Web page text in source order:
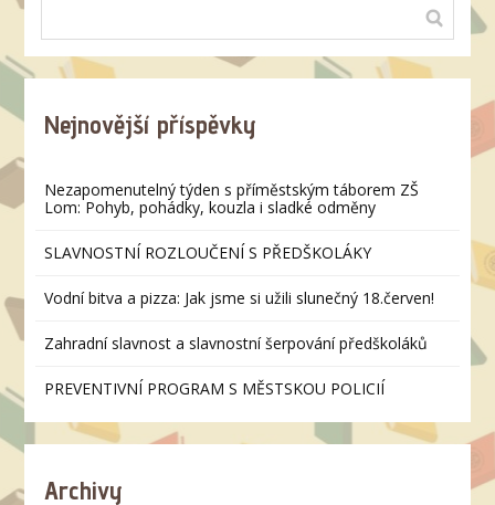
Nejnovější příspěvky
Nezapomenutelný týden s příměstským táborem ZŠ
Lom: Pohyb, pohádky, kouzla i sladké odměny
SLAVNOSTNÍ ROZLOUČENÍ S PŘEDŠKOLÁKY
Vodní bitva a pizza: Jak jsme si užili slunečný 18.červen!
Zahradní slavnost a slavnostní šerpování předškoláků
PREVENTIVNÍ PROGRAM S MĚSTSKOU POLICIÍ
Archivy